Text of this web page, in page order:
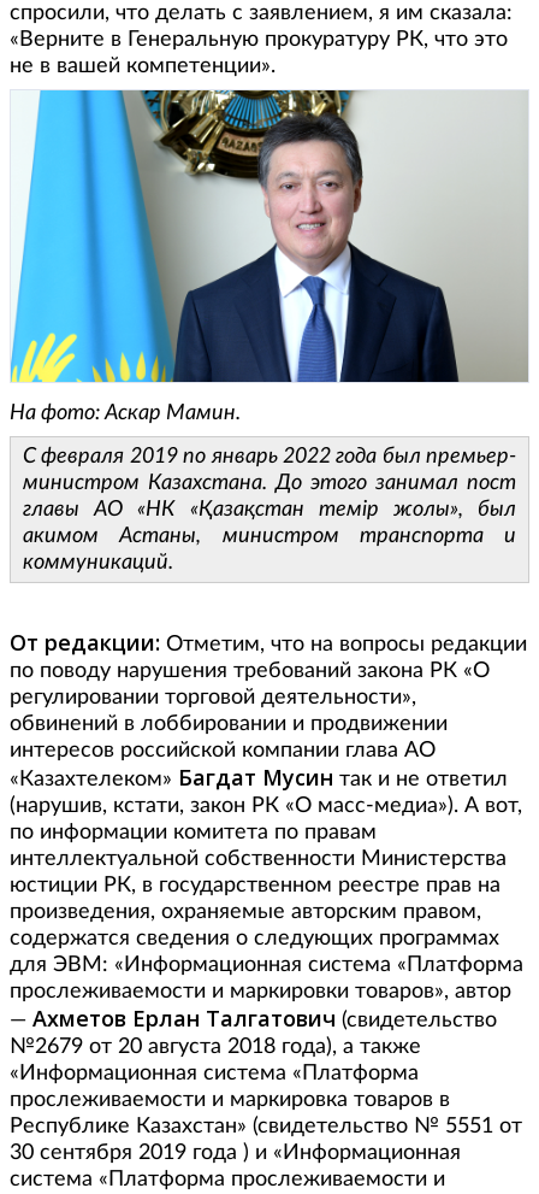
спросили, что делать с заявлением, я им сказала:
«Верните в Генеральную прокуратуру РК, что это
не в вашей компетенции».
На фото: Аскар Мамин.
С февраля 2019 по январь 2022 года был премьер-
министром Казахстана. До этого занимал пост
главы АО «НК «Қазақстан темір жолы», был
акимом Астаны, министром транспорта и
коммуникаций.
От редакции: Отметим, что на вопросы редакции
по поводу нарушения требований закона РК «О
регулировании торговой деятельности»,
обвинений в лоббировании и продвижении
интересов российской компании глава АО
«Казахтелеком» Багдат Мусин так и не ответил
(нарушив, кстати, закон РК «О масс-медиа»). А вот,
по информации комитета по правам
интеллектуальной собственности Министерства
юстиции РК, в государственном реестре прав на
произведения, охраняемые авторским правом,
содержатся сведения о следующих программах
для ЭВМ: «Информационная система «Платформа
прослеживаемости и маркировки товаров», автор
— Ахметов Ерлан Талгатович (свидетельство
№2679 от 20 августа 2018 года), а также
«Информационная система «Платформа
прослеживаемости и маркировка товаров в
Республике Казахстан» (свидетельство № 5551 от
30 сентября 2019 года ) и «Информационная
система «Платформа прослеживаемости и